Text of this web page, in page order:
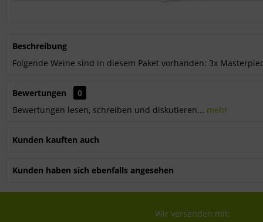
Beschreibung
Folgende Weine sind in diesem Paket vorhanden: 3x
Bewertungen
0
Bewertungen lesen, schreiben und diskutieren... mehr
Kunden kauften auch
Kunden haben sich ebenfalls angesehen
Wir versenden mit: